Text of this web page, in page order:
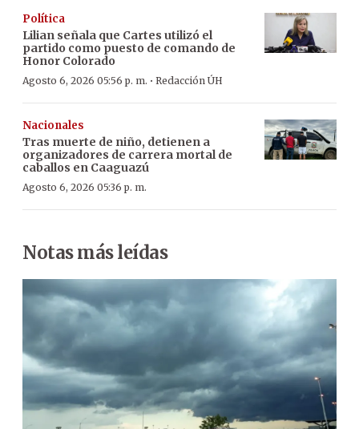
Política
Lilian señala que Cartes utilizó el
partido como puesto de comando de
Honor Colorado
Agosto 6, 2026 05:56 p. m. · Redacción ÚH
Nacionales
Tras muerte de niño, detienen a
organizadores de carrera mortal de
caballos en Caaguazú
Agosto 6, 2026 05:36 p. m.
Notas más leídas